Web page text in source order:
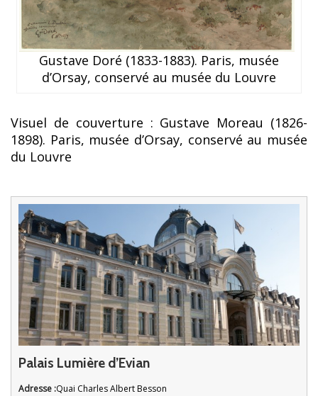
Gustave Doré (1833-1883). Paris, musée
d’Orsay, conservé au musée du Louvre
Visuel de couverture : Gustave Moreau (1826-
1898). Paris, musée d’Orsay, conservé au musée
du Louvre
Palais Lumière d’Evian
Adresse :Quai Charles Albert Besson